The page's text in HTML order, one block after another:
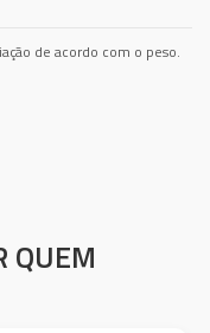
de acordo com o peso.
QUEM